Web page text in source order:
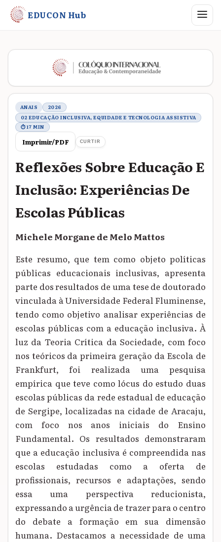
EDUCON Hub Abrir
Metadados do trabalho
ANAIS
2026
02 EDUCAÇÃO INCLUSIVA, EQUIDADE E TECNOLOGIA ASSISTIVA
⏱ 17 MIN
Imprimir/PDF CURTIR
Reflexões Sobre Educação E
Inclusão: Experiências De
Escolas Públicas
Michele Morgane de Melo Mattos
Este resumo, que tem como objeto políticas
públicas educacionais inclusivas, apresenta
parte dos resultados de uma tese de doutorado
vinculada à Universidade Federal Fluminense,
tendo como objetivo analisar experiências de
escolas públicas com a educação inclusiva. À
luz da Teoria Crítica da Sociedade, com foco
nos teóricos da primeira geração da Escola de
Frankfurt, foi realizada uma pesquisa
empírica que teve como lócus do estudo duas
escolas públicas da rede estadual de educação
de Sergipe, localizadas na cidade de Aracaju,
com foco nos anos iniciais do Ensino
Fundamental. Os resultados demonstraram
que a educação inclusiva é compreendida nas
escolas estudadas como a oferta de
profissionais, recursos e adaptações, sendo
essa uma perspectiva reducionista,
expressando a urgência de trazer para o centro
do debate a formação em sua dimensão
humana. Destacamos a necessidade de uma